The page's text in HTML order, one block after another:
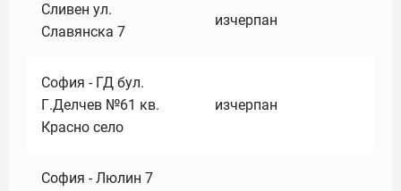
Сливен ул.
Славянска 7
изчерпан
София - ГД бул.
Г.Делчев №61 кв.
Красно село
изчерпан
София - Люлин 7